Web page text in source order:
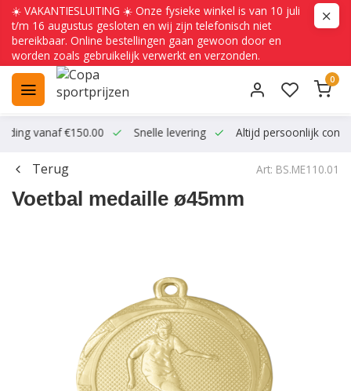
☀️ VAKANTIESLUITING ☀️ Onze fysieke winkel is van 10 juli
t/m 16 augustus gesloten en wij zijn telefonisch niet
bereikbaar. Online bestellingen gaan gewoon door en
worden zoals gebruikelijk verwerkt en verzonden.
0
vanaf €150.00 Snelle levering Altijd persoonlijk
Terug Art: BS.ME110.01
Voetbal medaille ø45mm